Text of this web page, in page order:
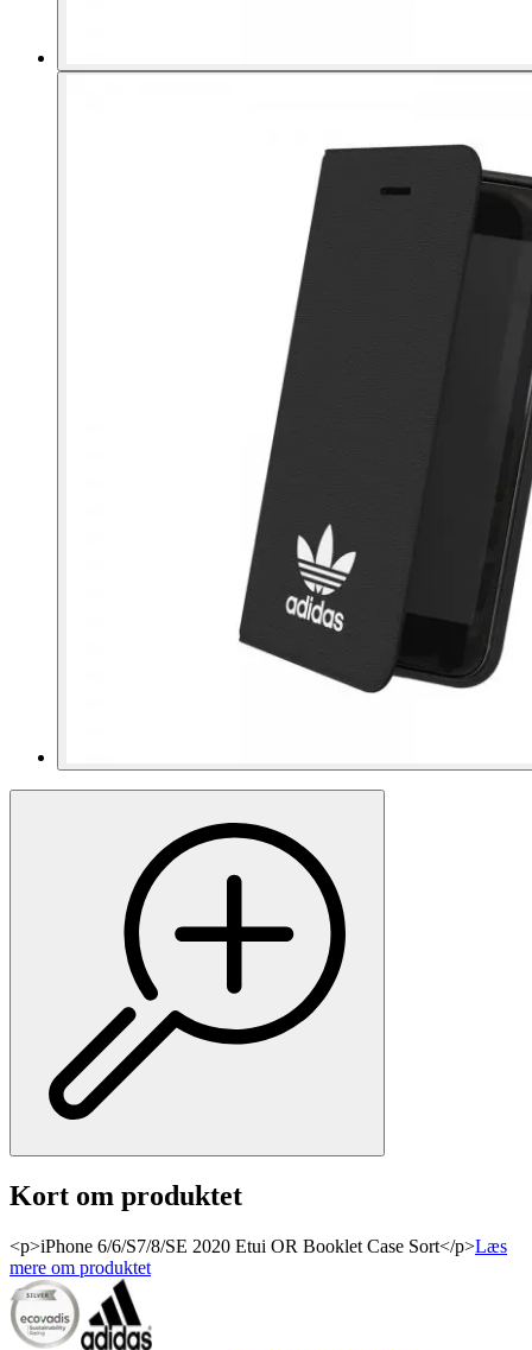
Kort om produktet
<p>iPhone 6/6/S7/8/SE 2020 Etui OR Booklet Case Sort</p>Læs
mere om produktet